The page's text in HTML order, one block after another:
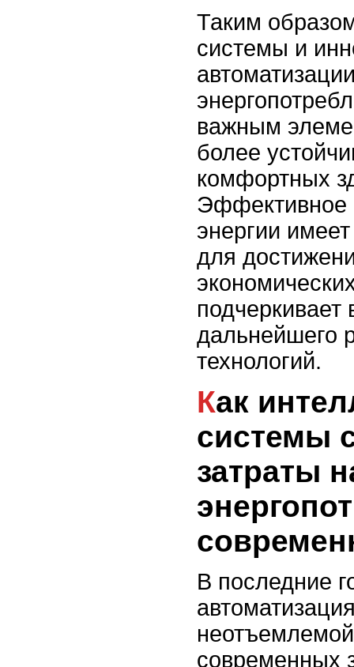
Таким
системы и
важным
более
комфортных
Эффективное
энергии
для
подчеркивает
дальнейшего
технологий.
Как интеллектуальные
системы
затраты
В последние
современных